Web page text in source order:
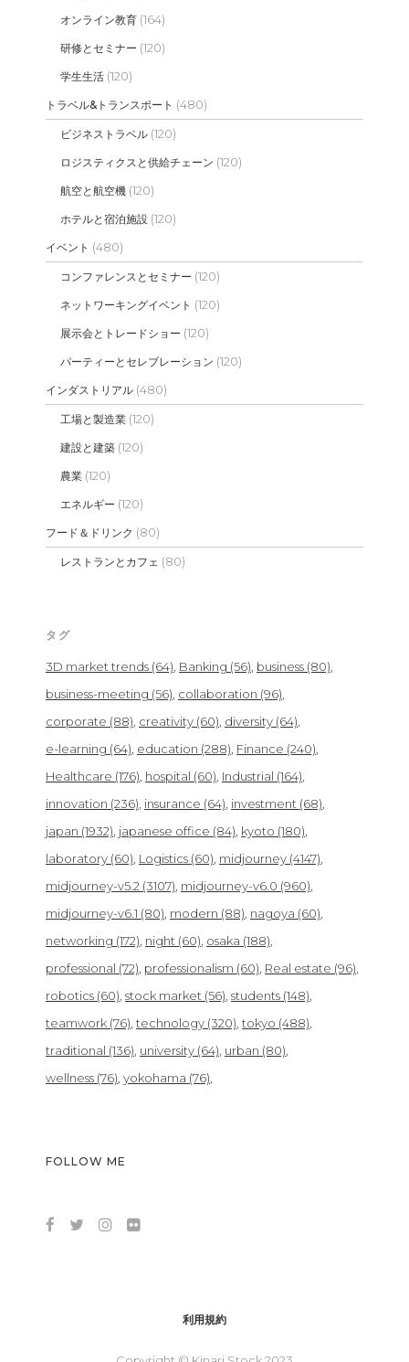
オンライン教育 (164)
研修とセミナー (120)
学生生活 (120)
トラベル&トランスポート (480)
ビジネストラベル (120)
ロジスティクスと供給チェーン (120)
航空と航空機 (120)
ホテルと宿泊施設 (120)
イベント (480)
コンファレンスとセミナー (120)
ネットワーキングイベント (120)
展示会とトレードショー (120)
パーティーとセレブレーション (120)
インダストリアル (480)
工場と製造業 (120)
建設と建築 (120)
農業 (120)
エネルギー (120)
フード＆ドリンク (80)
レストランとカフェ (80)
タグ
3D market trends (64) Banking (56) business (80)
business-meeting (56) collaboration (96)
corporate (88) creativity (60) diversity (64)
e-learning (64) education (288) Finance (240)
Healthcare (176) hospital (60) Industrial (164)
innovation (236) insurance (64) investment (68)
japan (1932) japanese office (84) kyoto (180)
laboratory (60) Logistics (60) midjourney (4147)
midjourney-v5.2 (3107) midjourney-v6.0 (960)
midjourney-v6.1 (80) modern (88) nagoya (60)
networking (172) night (60) osaka (188)
professional (72) professionalism (60) Real estate (96)
robotics (60) stock market (56) students (148)
teamwork (76) technology (320) tokyo (488)
traditional (136) university (64) urban (80)
wellness (76) yokohama (76)
FOLLOW ME
利用規約